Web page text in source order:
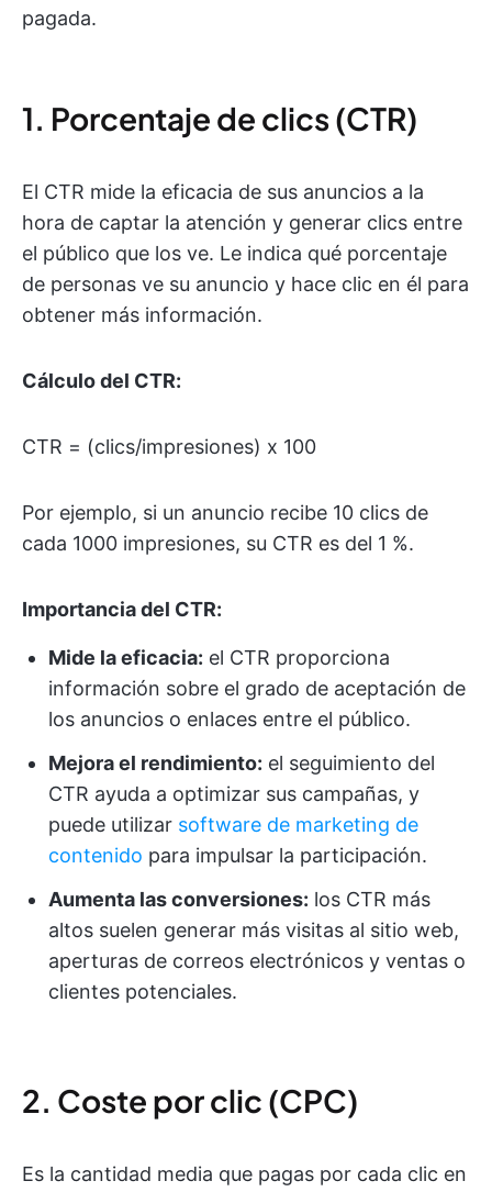
pagada.
1. Porcentaje de clics (CTR)
El CTR mide la eficacia de sus anuncios a la
hora de captar la atención y generar clics entre
el público que los ve. Le indica qué porcentaje
de personas ve su anuncio y hace clic en él para
obtener más información.
Cálculo del CTR:
CTR = (clics/impresiones) x 100
Por ejemplo, si un anuncio recibe 10 clics de
cada 1000 impresiones, su CTR es del 1 %.
Importancia del CTR:
Mide la eficacia: el CTR proporciona
información sobre el grado de aceptación de
los anuncios o enlaces entre el público.
Mejora el rendimiento: el seguimiento del
CTR ayuda a optimizar sus campañas, y
puede utilizar software de marketing de
contenido para impulsar la participación.
Aumenta las conversiones: los CTR más
altos suelen generar más visitas al sitio web,
aperturas de correos electrónicos y ventas o
clientes potenciales.
2. Coste por clic (CPC)
Es la cantidad media que pagas por cada clic en